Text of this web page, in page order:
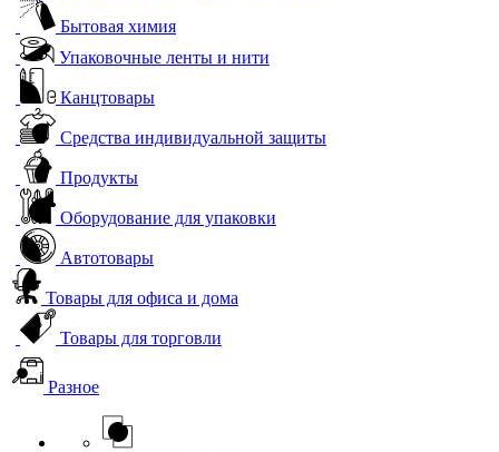
Бытовая химия
Упаковочные ленты и нити
Канцтовары
Средства индивидуальной защиты
Продукты
Оборудование для упаковки
Автотовары
Товары для офиса и дома
Товары для торговли
Разное